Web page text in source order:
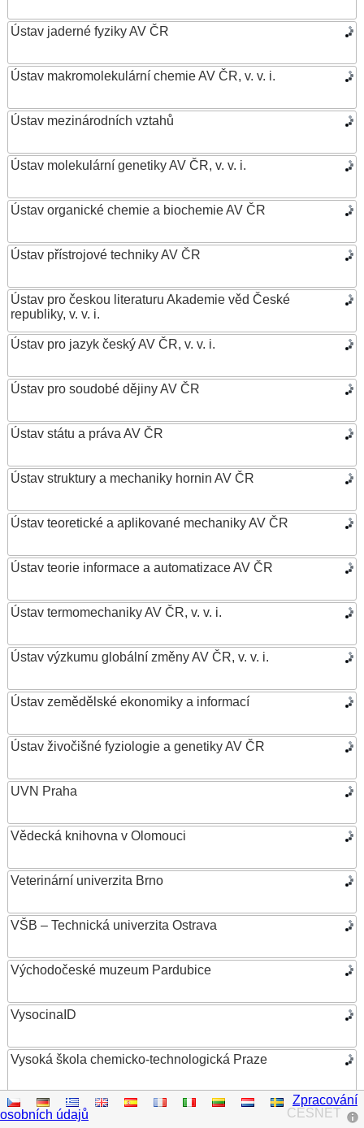
Ústav jaderné fyziky AV ČR
Ústav makromolekulární chemie AV ČR, v. v. i.
Ústav mezinárodních vztahů
Ústav molekulární genetiky AV ČR, v. v. i.
Ústav organické chemie a biochemie AV ČR
Ústav přístrojové techniky AV ČR
Ústav pro českou literaturu Akademie věd České
republiky, v. v. i.
Ústav pro jazyk český AV ČR, v. v. i.
Ústav pro soudobé dějiny AV ČR
Ústav státu a práva AV ČR
Ústav struktury a mechaniky hornin AV ČR
Ústav teoretické a aplikované mechaniky AV ČR
Ústav teorie informace a automatizace AV ČR
Ústav termomechaniky AV ČR, v. v. i.
Ústav výzkumu globální změny AV ČR, v. v. i.
Ústav zemědělské ekonomiky a informací
Ústav živočišné fyziologie a genetiky AV ČR
UVN Praha
Vědecká knihovna v Olomouci
Veterinární univerzita Brno
VŠB – Technická univerzita Ostrava
Východočeské muzeum Pardubice
VysocinaID
Vysoká škola chemicko-technologická Praze
Vysoká škola ekonomická v Praze
CESNET
Zpracování
osobních údajů